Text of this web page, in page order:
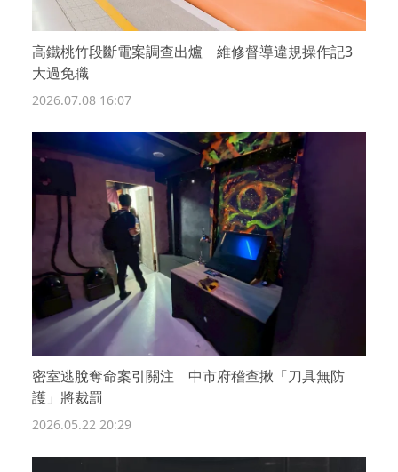
高鐵桃竹段斷電案調查出爐 維修督導違規操作記3
大過免職
2026.07.08 16:07
密室逃脫奪命案引關注 中市府稽查揪「刀具無防
護」將裁罰
2026.05.22 20:29